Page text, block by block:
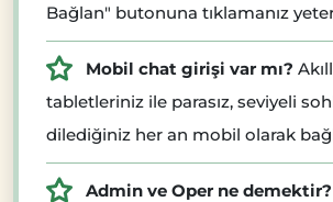
Bağlan" butonuna tıklamanız
Mobil chat girişi var mı?
tabletleriniz ile parasız, seviyeli
dilediğiniz her an mobil olarak
Admin ve Oper ne demektir?